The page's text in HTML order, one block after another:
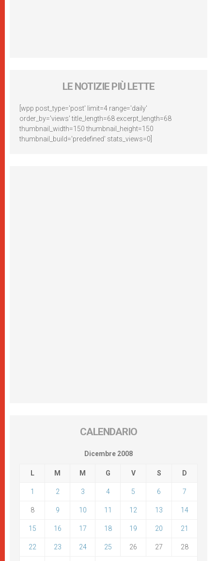
LE NOTIZIE PIÙ LETTE
[wpp post_type='post' limit=4 range='daily'
order_by='views' title_length=68 excerpt_length=68
thumbnail_width=150 thumbnail_height=150
thumbnail_build='predefined' stats_views=0]
CALENDARIO
Dicembre 2008
L M M G V S D
1 2 3 4 5 6 7
8 9 10 11 12 13 14
15 16 17 18 19 20 21
22 23 24 25 26 27 28